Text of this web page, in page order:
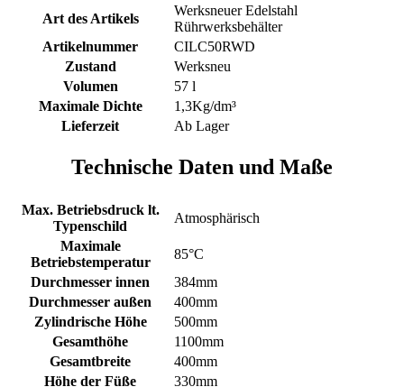
Art des Artikels
Werksneuer Edelstahl
Rührwerksbehälter
Artikelnummer
CILC50RWD
Zustand
Werksneu
Volumen
57 l
Maximale Dichte
1,3Kg/dm³
Lieferzeit
Ab Lager
Technische Daten und Maße
Max. Betriebsdruck lt.
Typenschild
Atmosphärisch
Maximale
Betriebstemperatur
85°C
Durchmesser innen
384mm
Durchmesser außen
400mm
Zylindrische Höhe
500mm
Gesamthöhe
1100mm
Gesamtbreite
400mm
Höhe der Füße
330mm